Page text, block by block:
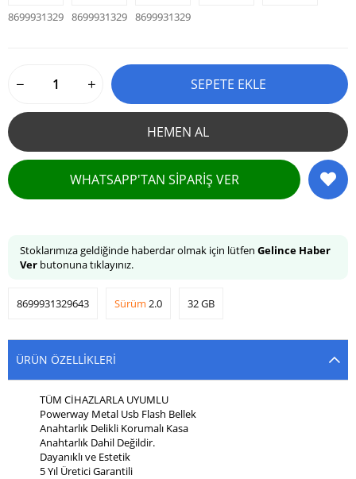
869993132963686999313296438699931329650
WHATSAPP'TAN SIPARIŞ VER
Stoklarımıza geldiğinde haberdar olmak için lütfen Gelince Haber
Ver butonuna tıklayınız.
8699931329643 Sürüm 2.0 32 GB
ÜRÜN ÖZELLIKLERI
TÜM CİHAZLARLA UYUMLU
Powerway Metal Usb Flash Bellek
Anahtarlık Delikli Korumalı Kasa
Anahtarlık Dahil Değildir.
Dayanıklı ve Estetik
5 Yıl Üretici Garantili